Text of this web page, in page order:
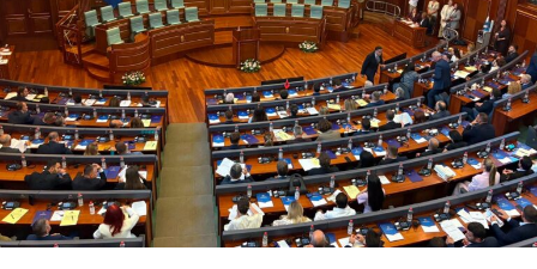
përfshirjen e sektorit privat, pasi që u shpreh se
investimet e sektorit privat, po edhe ekspertiza e tyre janë
shumë të rëndësishme në këtë aspekt.
Edhe zëvendësministri i Infrastrukturës dhe Energjisë së
Shqipërisë, Ilir Bejtja, nënshkrimin e memorandumit për
njohjen reciproke të licencave e ka quajtur si hap tejet të
rëndësishëm drejt integrimit të tregut të energjisë
elektrike.